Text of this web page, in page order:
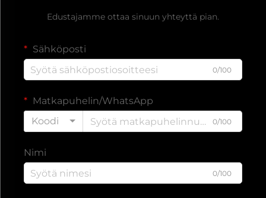
Edustajamme ottaa sinuun yhteyttä pian.
Sähköposti
0/100
Matkapuhelin/WhatsApp
Koodi
0/100
Nimi
0/100